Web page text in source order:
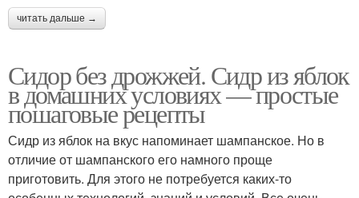
читать дальше →
Сидор без дрожжей. Сидр из яблок
в домашних условиях — простые
пошаговые рецепты
Сидр из яблок на вкус напоминает шампанское. Но в
отличие от шампанского его намного проще
приготовить. Для этого не потребуется каких-то